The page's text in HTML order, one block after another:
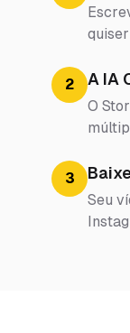
2 A IA
O
3
Seu